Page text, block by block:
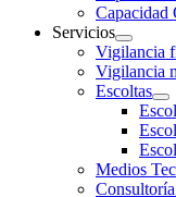
Capacidad
Servicios
Vigilancia
Vigilancia
Escoltas
Medios